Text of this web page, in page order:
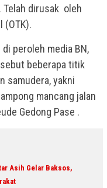
Telah dirusak oleh
(OTK).
peroleh media BN,
beberapa titik
samudera, yakni
mancang jalan
Gedong Pase .
Asih Gelar Baksos,